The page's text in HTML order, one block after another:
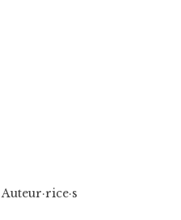
Auteur·rice·s